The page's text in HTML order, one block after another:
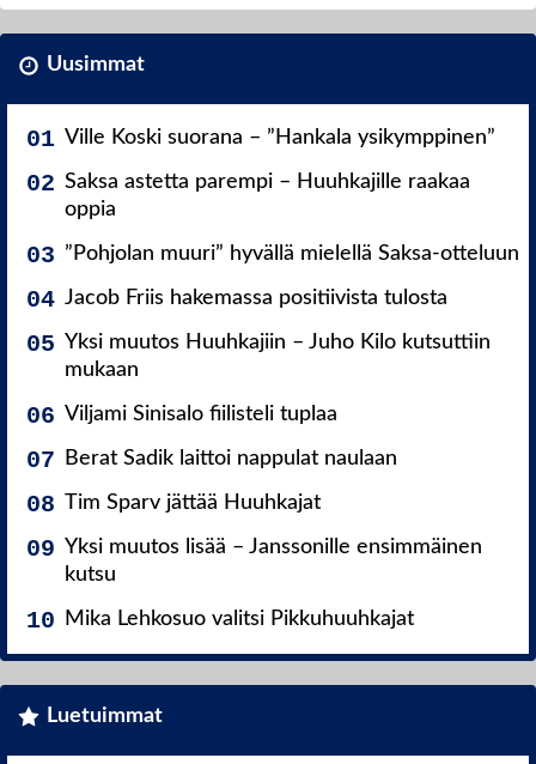
Uusimmat
Ville Koski suorana – ”Hankala ysikymppinen”
Saksa astetta parempi – Huuhkajille raakaa
oppia
”Pohjolan muuri” hyvällä mielellä Saksa-otteluun
Jacob Friis hakemassa positiivista tulosta
Yksi muutos Huuhkajiin – Juho Kilo kutsuttiin
mukaan
Viljami Sinisalo fiilisteli tuplaa
Berat Sadik laittoi nappulat naulaan
Tim Sparv jättää Huuhkajat
Yksi muutos lisää – Janssonille ensimmäinen
kutsu
Mika Lehkosuo valitsi Pikkuhuuhkajat
Luetuimmat